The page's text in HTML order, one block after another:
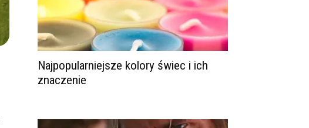
Najpopularniejsze kolory świec i ich
znaczenie